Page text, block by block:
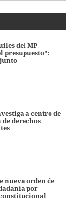
del MP
presupuesto":
a centro de
derechos
nueva orden de
por